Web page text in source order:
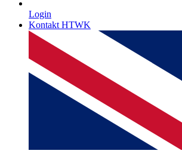
Login
Kontakt HTWK